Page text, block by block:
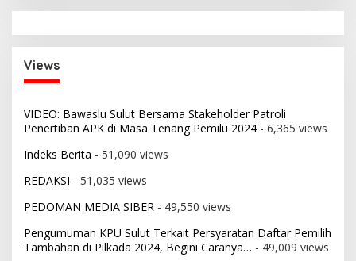
Views
VIDEO: Bawaslu Sulut Bersama Stakeholder Patroli
Penertiban APK di Masa Tenang Pemilu 2024 - 6,365 views
Indeks Berita - 51,090 views
REDAKSI - 51,035 views
PEDOMAN MEDIA SIBER - 49,550 views
Pengumuman KPU Sulut Terkait Persyaratan Daftar Pemilih
Tambahan di Pilkada 2024, Begini Caranya… - 49,009 views